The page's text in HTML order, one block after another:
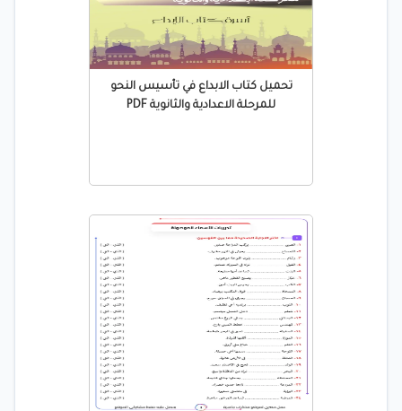
تحميل كتاب الابداع في تأسيس النحو
للمرحلة الاعدادية والثانوية PDF